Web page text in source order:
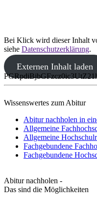
Bei Klick wird dieser Inhalt
siehe Datenschutzerklärung.
Externen Inhalt laden
Wissenswertes zum Abitur
Abitur nachholen in
Allgemeine
Allgemeine
Fachgebundene
Fachgebundene
Abitur nachholen -
Das sind die Möglichkeiten